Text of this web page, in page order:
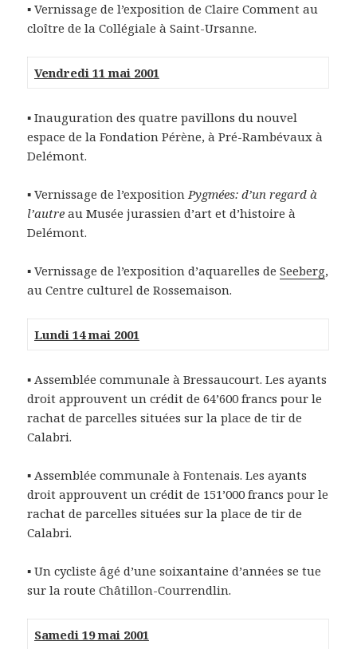
▪ Vernissage de l’exposition de Claire Comment au
cloître de la Collégiale à Saint-Ursanne.
Vendredi 11 mai 2001
▪ Inauguration des quatre pavillons du nouvel
espace de la Fondation Pérène, à Pré-Rambévaux à
Delémont.
▪ Vernissage de l’expositionPygmées: d’un regard à
l’autre au Musée jurassien d’art et d’histoire à
Delémont.
▪ Vernissage de l’exposition d’aquarelles deSeeberg,
au Centre culturel de Rossemaison.
Lundi 14 mai 2001
▪ Assemblée communale à Bressaucourt. Les ayants
droit approuvent un crédit de 64’600 francs pour le
rachat de parcelles situées sur la place de tir de
Calabri.
▪ Assemblée communale à Fontenais. Les ayants
droit approuvent un crédit de 151’000 francs pour le
rachat de parcelles situées sur la place de tir de
Calabri.
▪ Un cycliste âgé d’une soixantaine d’années se tue
sur la route Châtillon-Courrendlin.
Samedi 19 mai 2001